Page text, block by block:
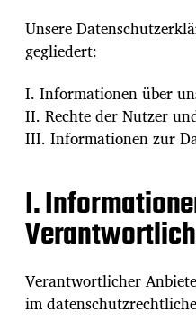
Unsere
gegliedert:
I. Informationen über
II. Rechte der Nutzer
III. Informationen zur
I.
Verantwortlicher
im